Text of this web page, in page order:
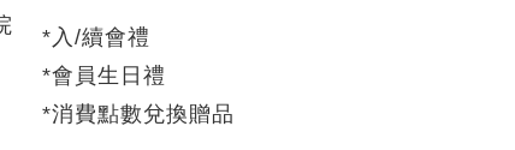
*入/續會禮
*會員生日禮
*消費點數兌換贈品